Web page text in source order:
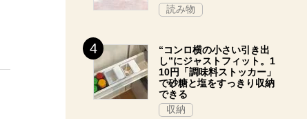
読み物
“コンロ横の小さい引き出
し”にジャストフィット。1
10円「調味料ストッカー」
で砂糖と塩をすっきり収納
できる
収納